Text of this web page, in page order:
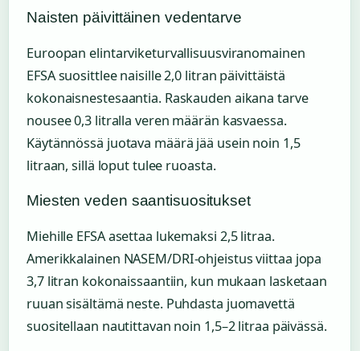
Naisten päivittäinen vedentarve
Euroopan elintarviketurvallisuusviranomainen
EFSA suosittlee naisille 2,0 litran päivittäistä
kokonaisnestesaantia. Raskauden aikana tarve
nousee 0,3 litralla veren määrän kasvaessa.
Käytännössä juotava määrä jää usein noin 1,5
litraan, sillä loput tulee ruoasta.
Miesten veden saantisuositukset
Miehille EFSA asettaa lukemaksi 2,5 litraa.
Amerikkalainen NASEM/DRI-ohjeistus viittaa jopa
3,7 litran kokonaissaantiin, kun mukaan lasketaan
ruuan sisältämä neste. Puhdasta juomavettä
suositellaan nautittavan noin 1,5–2 litraa päivässä.